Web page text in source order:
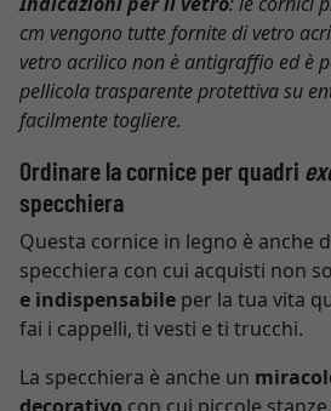
cm vengono tutte fornite di vetro
vetro acrilico non è antigraffio ed è
pellicola trasparente protettiva su
facilmente togliere.
Ordinare la cornice per quadri
specchiera
Questa cornice in legno è anche
specchiera con cui acquisti non
e indispensabile per la tua vita
fai i cappelli, ti vesti e ti trucchi.
La specchiera è anche un